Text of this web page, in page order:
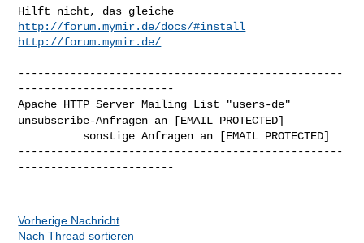
http://forum.mymir.de/docs/#install
http://forum.mymir.de/
--------------------------------------------------
Apache HTTP Server Mailing List "users-de"
unsubscribe-Anfragen an [EMAIL PROTECTED]
--------------------------------------------------
------------------------
Vorherige Nachricht
Nach Thread sortieren